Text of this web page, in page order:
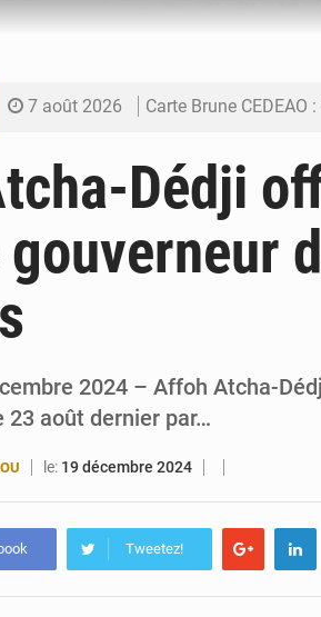
7 août 2026 Carte Brune CEDEAO
5 août 2026 Budget vert 2027 : Le
5 août 2026 Travail domestique non
Dédji
2024 – Affoh Atcha-
23 août dernier par…
le: 19 décembre 2024
Tweetez!